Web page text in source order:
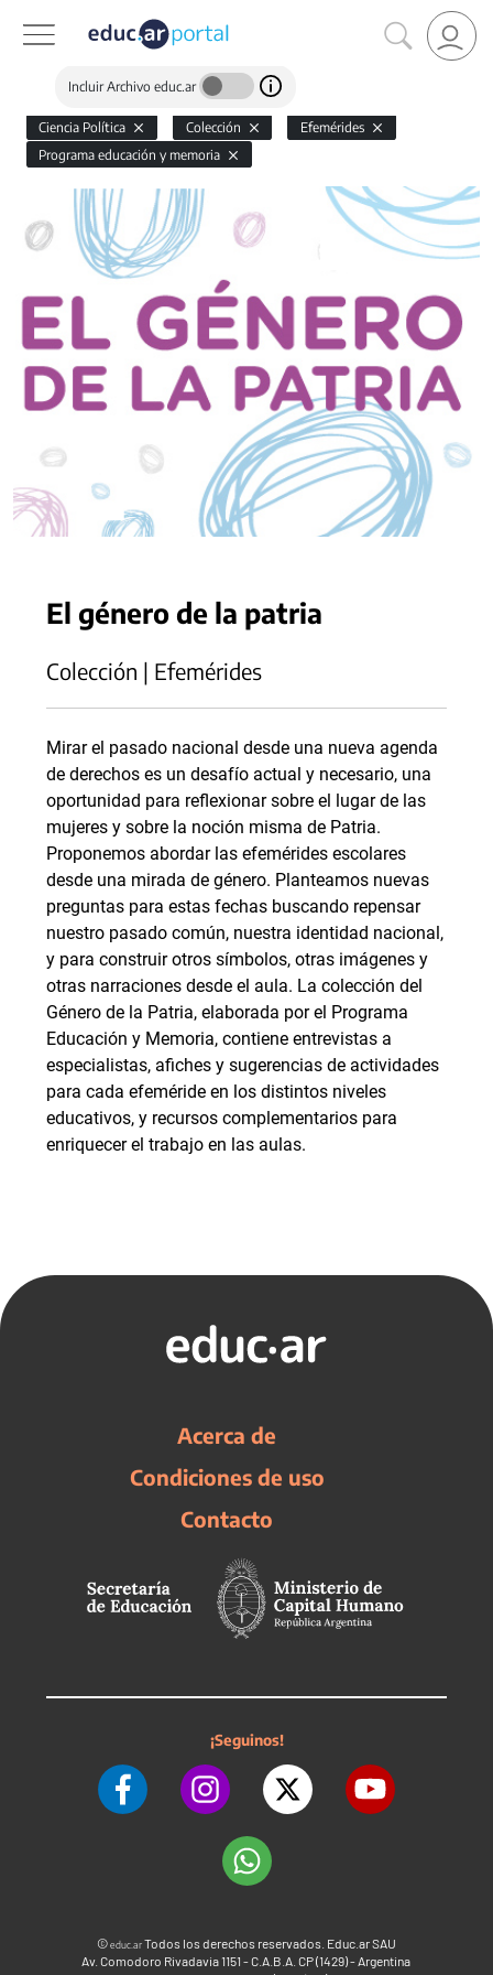
Incluir Archivo educ.ar
Ciencia Política Colección
Efemérides
Programa educación y memoria
El género de la patria
Colección | Efemérides
Mirar el pasado nacional desde una nueva agenda
de derechos es un desafío actual y necesario, una
oportunidad para reflexionar sobre el lugar de las
mujeres y sobre la noción misma de Patria.
Proponemos abordar las efemérides escolares
desde una mirada de género. Planteamos nuevas
preguntas para estas fechas buscando repensar
nuestro pasado común, nuestra identidad nacional,
y para construir otros símbolos, otras imágenes y
otras narraciones desde el aula. La colección del
Género de la Patria, elaborada por el Programa
Educación y Memoria, contiene entrevistas a
especialistas, afiches y sugerencias de actividades
para cada efeméride en los distintos niveles
educativos, y recursos complementarios para
enriquecer el trabajo en las aulas.
Acerca de
Condiciones de uso
Contacto
¡Seguinos!
©educ.arTodos los derechos reservados. Educ.ar SAU
Av. Comodoro Rivadavia 1151 - C.A.B.A. CP (1429) - Argentina